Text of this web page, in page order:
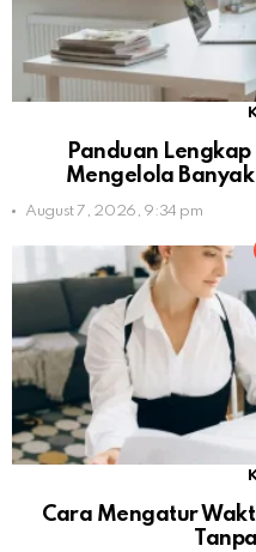
Panduan
Mengelola
August 7, 2026, 9:34 pm
Cara Mengatur